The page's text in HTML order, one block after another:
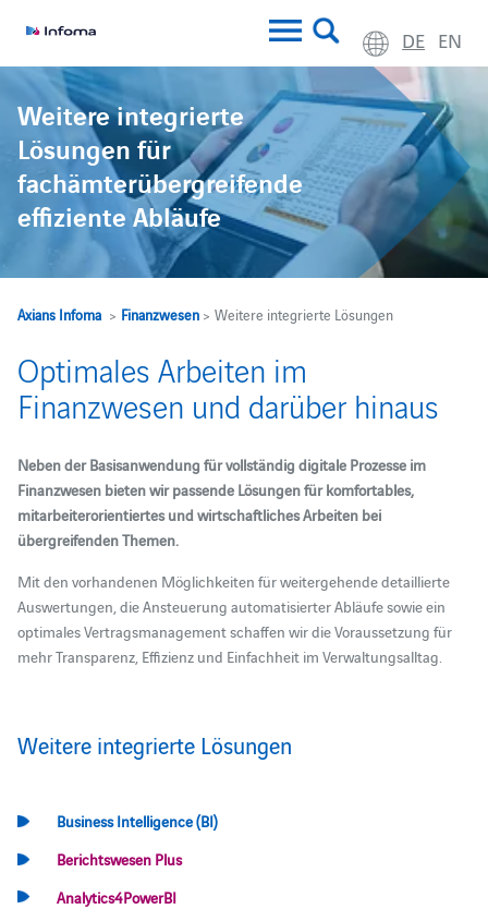
DE EN
Weitere integrierte
Lösungen für
fachämterübergreifende
effiziente Abläufe
Axians Infoma> Finanzwesen> Weitere integrierte Lösungen
Optimales Arbeiten im
Finanzwesen und darüber hinaus
Neben der Basisanwendung für vollständig digitale Prozesse im
Finanzwesen bieten wir passende Lösungen für komfortables,
mitarbeiterorientiertes und wirtschaftliches Arbeiten bei
übergreifenden Themen.
Mit den vorhandenen Möglichkeiten für weitergehende detaillierte
Auswertungen, die Ansteuerung automatisierter Abläufe sowie ein
optimales Vertragsmanagement schaffen wir die Voraussetzung für
mehr Transparenz, Effizienz und Einfachheit im Verwaltungsalltag.
Weitere integrierte Lösungen
Business Intelligence (BI)
Berichtswesen Plus
Analytics4PowerBI